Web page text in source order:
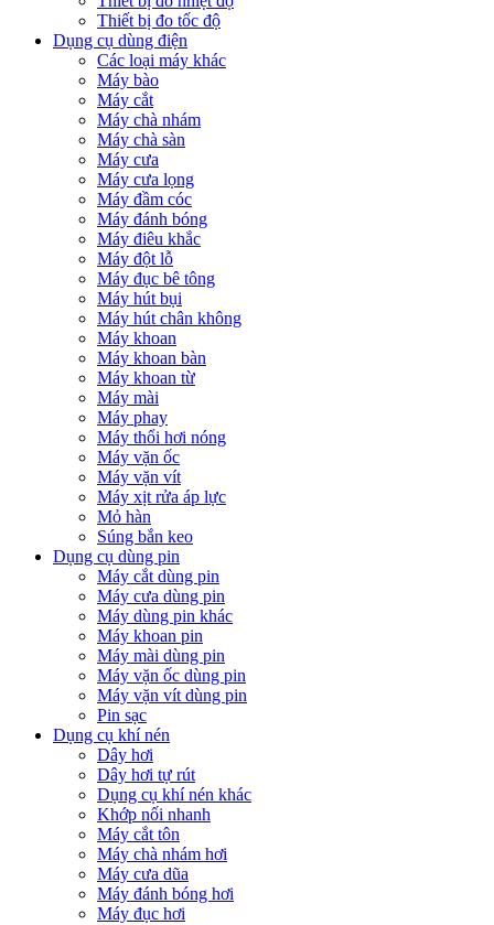
Thiết bị đo tốc độ
Dụng cụ dùng điện
Các loại máy khác
Máy bào
Máy cắt
Máy chà nhám
Máy chà sàn
Máy cưa
Máy cưa lọng
Máy đầm cóc
Máy đánh bóng
Máy điêu khắc
Máy đột lỗ
Máy đục bê tông
Máy hút bụi
Máy hút chân không
Máy khoan
Máy khoan bàn
Máy khoan từ
Máy mài
Máy phay
Máy thổi hơi nóng
Máy vặn ốc
Máy vặn vít
Máy xịt rửa áp lực
Mỏ hàn
Súng bắn keo
Dụng cụ dùng pin
Máy cắt dùng pin
Máy cưa dùng pin
Máy dùng pin khác
Máy khoan pin
Máy mài dùng pin
Máy vặn ốc dùng pin
Máy vặn vít dùng pin
Pin sạc
Dụng cụ khí nén
Dây hơi
Dây hơi tự rút
Dụng cụ khí nén khác
Khớp nối nhanh
Máy cắt tôn
Máy chà nhám hơi
Máy cưa dũa
Máy đánh bóng hơi
Máy đục hơi